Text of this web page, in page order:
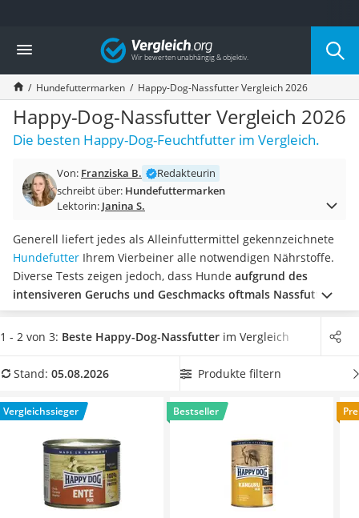
Die beliebtesten Vergleiche nach Kategorie
Drogerie
Inhalator
Haarschneider
Rollator
Braun Rasierer
Katzenklappe (Chip)
Masturbator
Massagepistole
Reisehaartrockner
Eiweißpulver
Magnesiumpräparat
Katzenklappe
Nackenmassagegerät
Zeckenschutz Katze
leichter Haartrockner
Philips-Sonicare-Zahnbürste
Mineralfutter Pferd
Massagegerät
Vergleich
Hundefuttermarken Happy-Dog-Nassfutter Vergleich 2026
Happy-Dog-Nassfutter Vergleich 2026
Die besten Happy-Dog-Feuchtfutter im Vergleich.
Von: Franziska B.
Redakteurin
schreibt über: Hundefuttermarken
Lektorin: Janina S.
Generell liefert jedes als Alleinfuttermittel gekennzeichnete
Hundefutter Ihrem Vierbeiner alle notwendigen Nährstoffe.
Diverse Tests zeigen jedoch, dass Hunde aufgrund des
intensiveren Geruchs und Geschmacks oftmals Nassfutter
bevorzugen. Alle Happy-Dog-Nassfutter sind getreidefrei,
ohne Zucker und ohne Soja, weshalb sie sich besonders gut
unserer Vergleichstabelle
Happy-Dog-Nassfutter, welches
Ihres Hundes in mehreren Bereichen unterstützt. Überzeugt
hat uns hier im August 2026 besonders das Modell
Dog Ente Pur* mit seinen Eigenschaften.
1 - 2 von 3: Beste Happy-Dog-Nassfutter im Vergleich
Stand: 05.08.2026 Produkte filtern
Vergleichssieger Bestseller